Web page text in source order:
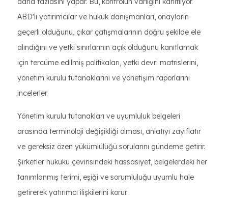
ABD'li yatırımcılar ve hukuk danışmanları, onayların
geçerli olduğunu, çıkar çatışmalarının doğru şekilde ele
alındığını ve yetki sınırlarının açık olduğunu kanıtlamak
için tercüme edilmiş politikaları, yetki devri matrislerini,
yönetim kurulu tutanaklarını ve yönetişim raporlarını
incelerler.
Yönetim kurulu tutanakları ve uyumluluk belgeleri
arasında terminoloji değişikliği olması, anlatıyı zayıflatır
ve gereksiz özen yükümlülüğü sorularını gündeme getirir.
Şirketler hukuku çevirisindeki hassasiyet, belgelerdeki her
tanımlanmış terimi, eşiği ve sorumluluğu uyumlu hale
getirerek yatırımcı ilişkilerini korur.